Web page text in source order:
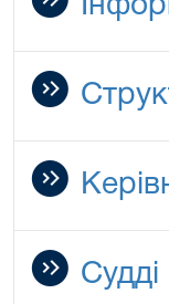
Судді